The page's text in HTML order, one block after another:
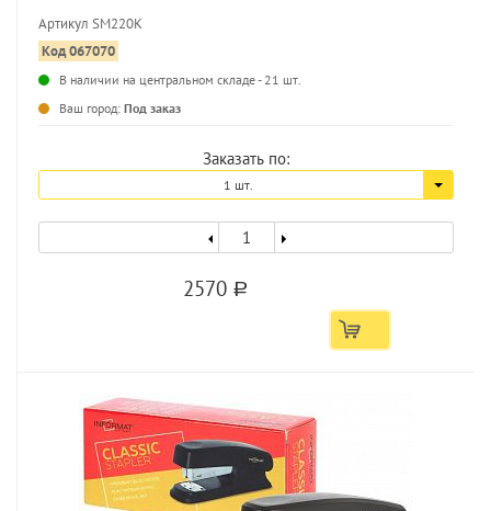
Артикул SM220K
Код 067070
В наличии на центральном складе - 21 шт.
Ваш город: Под заказ
Заказать по:
1 шт.
2570 a